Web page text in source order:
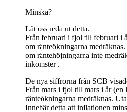
Minska?
Låt oss reda ut detta.
Från februari i fjol till februari i
om ränteökningarna
om räntehöjningarna inte
inkomster .
De nya siffrorna från SCB
Från mars i fjol till mars i år (en
ränteökningarna medräknas.
Innebär detta att inflationen